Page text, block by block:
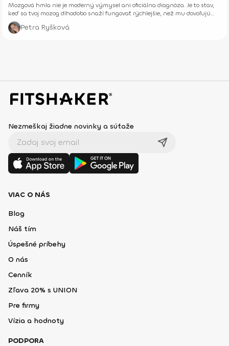
Mozgová hmla nie je moderný výmysel ani oficiálna diagnóza. Je to stav,
keď sa tvoj mozog dlhodobo snaží fungovať rýchlejšie, než mu dovoľujú
jeho biologické limity.
Petra Ryšková
Nezmeškaj žiadne novinky a súťaže
VIAC O NÁS
Blog
Náš tím
Úspešné príbehy
O nás
Cenník
Zľava 20% s UNION
Pre firmy
Vízia a hodnoty
PODPORA